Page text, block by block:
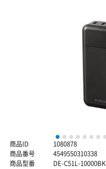
1 2 3 4 5 6 7
商品ID
1080878
商品番号
4549550310338
商品型番
DE-C51L-10000BK